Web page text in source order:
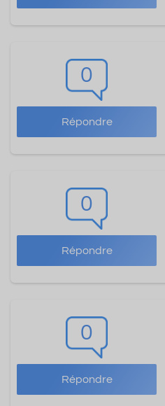
0
Répondre
0
Répondre
0
Répondre